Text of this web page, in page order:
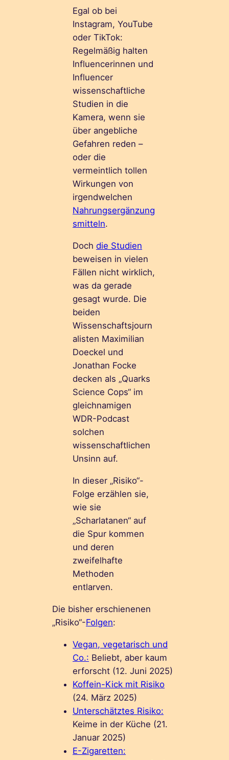
Egal ob bei
Instagram, YouTube
oder TikTok:
Regelmäßig halten
Influencerinnen und
Influencer
wissenschaftliche
Studien in die
Kamera, wenn sie
über angebliche
Gefahren reden –
oder die
vermeintlich tollen
Wirkungen von
irgendwelchen
Nahrungsergänzung
smitteln.
Dochdie Studien
beweisen in vielen
Fällen nicht wirklich,
was da gerade
gesagt wurde. Die
beiden
Wissenschaftsjourn
alisten Maximilian
Doeckel und
Jonathan Focke
decken als „Quarks
Science Cops“ im
gleichnamigen
WDR-Podcast
solchen
wissenschaftlichen
Unsinn auf.
In dieser „Risiko“-
Folge erzählen sie,
wie sie
„Scharlatanen“ auf
die Spur kommen
und deren
zweifelhafte
Methoden
entlarven.
Die bisher erschienenen
„Risiko“-Folgen:
Vegan, vegetarisch und
Co.: Beliebt, aber kaum
erforscht (12. Juni 2025)
Koffein-Kick mit Risiko
(24. März 2025)
Unterschätztes Risiko:
Keime in der Küche (21.
Januar 2025)
E-Zigaretten: